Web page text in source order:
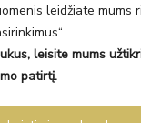
leidžiate mums
leisite mums
patirtį.
su Taisyklėmis ir